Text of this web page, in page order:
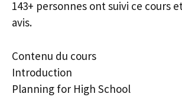
143+ personnes ont suivi ce cours
avis.
Contenu du cours
Introduction
Planning for High School